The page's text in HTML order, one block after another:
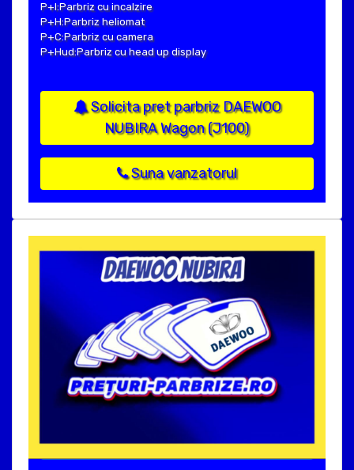
P+I:Parbriz cu incalzire
P+H:Parbriz heliomat
P+C:Parbriz cu camera
P+Hud:Parbriz cu head up display
Solicita pret parbriz DAEWOO
NUBIRA Wagon (J100)
Suna vanzatorul